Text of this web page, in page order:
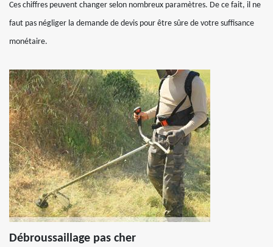
Ces chiffres peuvent changer selon nombreux paramètres. De ce fait, il ne
faut pas négliger la demande de devis pour être sûre de votre suffisance
monétaire.
Débroussaillage pas cher